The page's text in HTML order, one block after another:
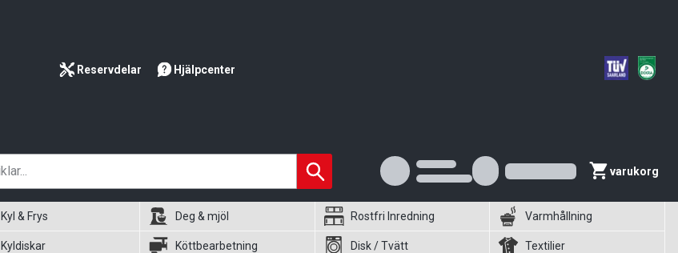
Reservdelar Hjälpcenter
varukorg
Kyl & Frys Deg & mjöl Rostfri Inredning Varmhållning
Kyldiskar Köttbearbetning Disk / Tvätt Textilier